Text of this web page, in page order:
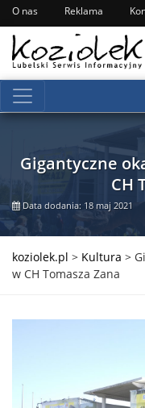
O nas Reklama
Gigantyczne
CH
Data dodania: 18 maj 2021
koziolek.pl > Kultura >
w CH Tomasza Zana